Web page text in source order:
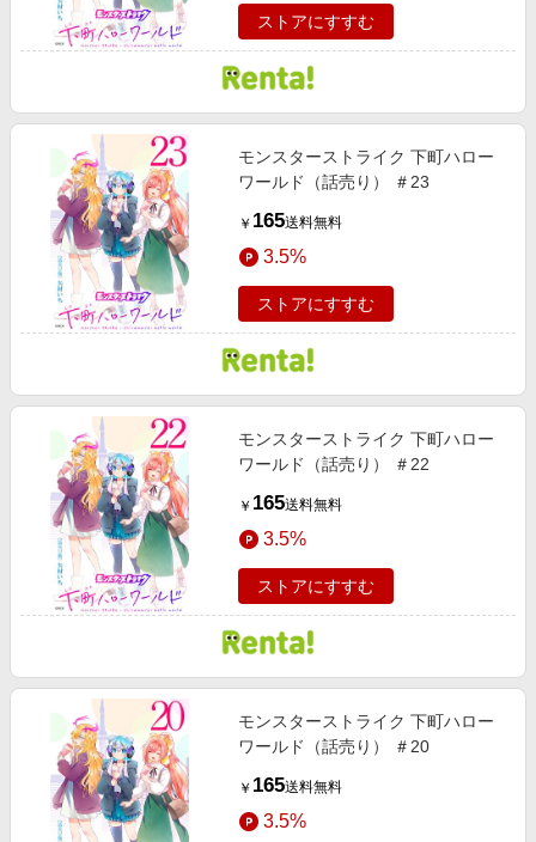
ストアにすすむ
モンスターストライク 下町ハロー
ワールド（話売り） ＃23
￥ 165送料無料
3.5%
ストアにすすむ
モンスターストライク 下町ハロー
ワールド（話売り） ＃22
￥ 165送料無料
3.5%
ストアにすすむ
モンスターストライク 下町ハロー
ワールド（話売り） ＃20
￥ 165送料無料
3.5%